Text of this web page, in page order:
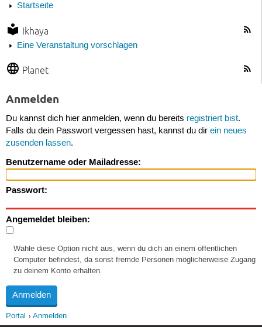
Startseite
Ikhaya
Eine Veranstaltung vorschlagen
Planet
Anmelden
Du kannst dich hier anmelden, wenn du bereits registriert bist.
Falls du dein Passwort vergessen hast, kannst du dir ein neues
zusenden lassen.
Benutzername oder Mailadresse:
Passwort:
Angemeldet bleiben:
Wähle diese Option nicht aus, wenn du dich an einem öffentlichen
Computer befindest, da sonst fremde Personen möglicherweise Zugang
zu deinem Konto erhalten.
Portal Anmelden